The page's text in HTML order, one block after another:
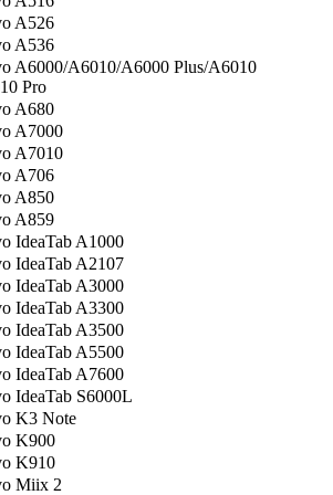
A526
A536
A6000/A6010/A6000 Plus/A6010
Pro
A680
A7000
A7010
A706
A850
A859
IdeaTab A1000
IdeaTab A2107
IdeaTab A3000
IdeaTab A3300
IdeaTab A3500
IdeaTab A5500
IdeaTab A7600
IdeaTab S6000L
K3 Note
K900
K910
Miix 2